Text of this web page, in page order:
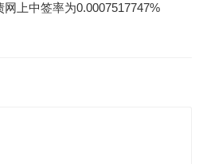
网上中签率为0.0007517747%